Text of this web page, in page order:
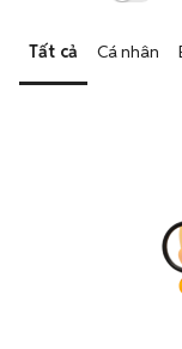
Tất cả Cá nhân